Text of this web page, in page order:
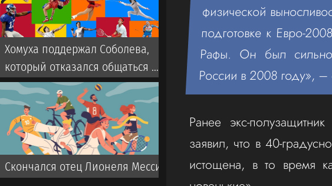
физической
подготовке к Евро-
Рафы. Он был сильно
России в 2008 году»,
Ранее экс-
заявил, что в 40-
истощена, в то время
Хомуха поддержал Соболева,
который отказался общаться с
прессой
Скончался отец Лионеля Месси